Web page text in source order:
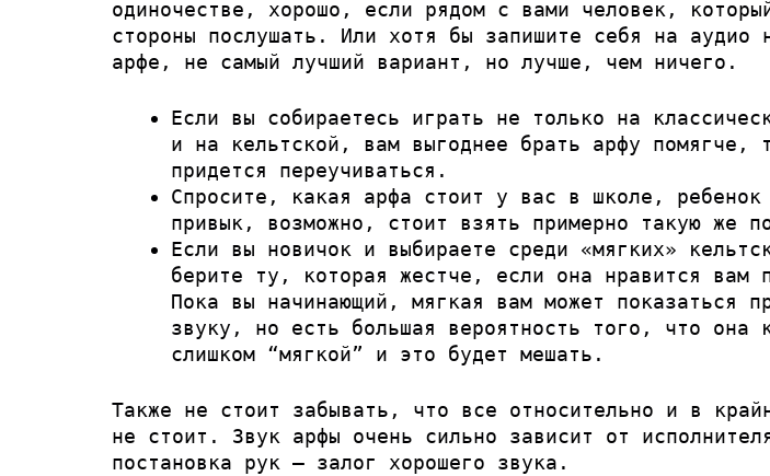
одиночестве, хорошо, если рядом с вами человек,
стороны послушать. Или хотя бы запишите себя на аудио
арфе, не самый лучший вариант, но лучше, чем ничего.
Если вы собираетесь играть не только на
и на кельтской, вам выгоднее брать арфу помягче,
придется переучиваться.
Спросите, какая арфа стоит у вас в школе,
привык, возможно, стоит взять примерно такую же
Если вы новичок и выбираете среди «мягких»
берите ту, которая жестче, если она нравится вам
Пока вы начинающий, мягкая вам может показаться
звуку, но есть большая вероятность того, что она
слишком “мягкой” и это будет мешать.
Также не стоит забывать, что все относительно и в
не стоит. Звук арфы очень сильно зависит от
постановка рук — залог хорошего звука.